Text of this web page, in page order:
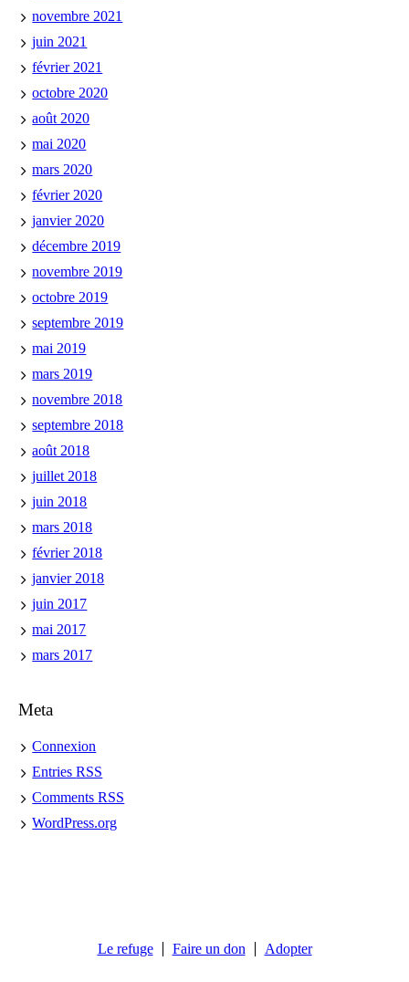
novembre 2021
juin 2021
février 2021
octobre 2020
août 2020
mai 2020
mars 2020
février 2020
janvier 2020
décembre 2019
novembre 2019
octobre 2019
septembre 2019
mai 2019
mars 2019
novembre 2018
septembre 2018
août 2018
juillet 2018
juin 2018
mars 2018
février 2018
janvier 2018
juin 2017
mai 2017
mars 2017
Meta
Connexion
EntriesRSS
CommentsRSS
WordPress.org
Le refuge Faire un don Adopter